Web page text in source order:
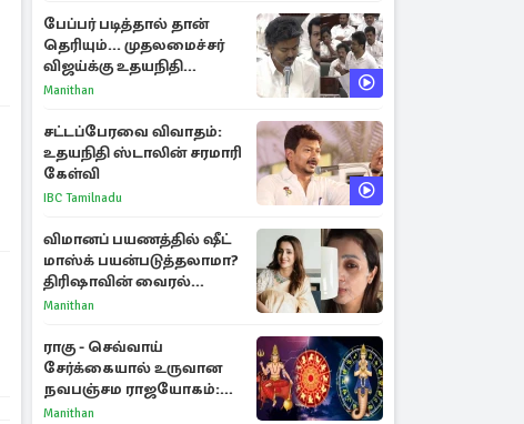
பேப்பர் படித்தால் தான்
தெரியும்... முதலமைச்சர்
விஜய்க்கு உதயநிதி
ஸ்டாலின் பதிலடி
Manithan
சட்டப்பேரவை விவாதம்:
உதயநிதி ஸ்டாலின் சரமாரி
கேள்வி
IBC Tamilnadu
விமானப் பயணத்தில் ஷீட்
மாஸ்க் பயன்படுத்தலாமா?
திரிஷாவின் வைரல்
செல்ஃபிக்கு மருத்துவர்
Manithan
ராகு - செவ்வாய்
சேர்க்கையால் உருவான
நவபஞ்சம ராஜயோகம்:
அதிர்ஷ்டம் பெறும் 3
Manithan